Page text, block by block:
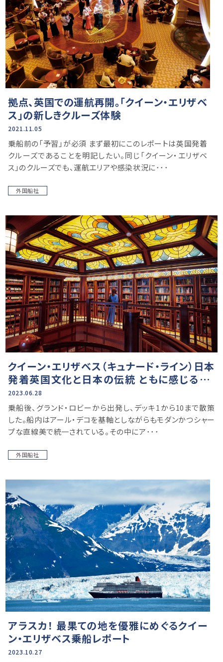
拠点、英国での運航再開。「クイーン・エリザベ
ス」の新しきクルーズ体験
2021.11.05
乗船前の「予習」が必須 まず最初にこのレポートは英国発着
クルーズであることを明記したい。同じ「クイーン・エリザベ
ス」のクルーズでも、運航エリアや感染状況に･･･
外国船社
クイーン・エリザベス（キュナード・ライン）日本
発着英国文化と日本の伝統 ともに感じる、静
謐な船旅
2023.06.28
乗船後、グランド・ロビーから出発し、デッキ1から10まで散策
した。船内はアール・デコを基軸としながらもモダンかつシャー
プな直線美で統一されている。その中にア･･･
外国船社
アラスカ！ 最果ての地を優雅にめぐるクイー
ン・エリザベス乗船レポート
2023.10.27